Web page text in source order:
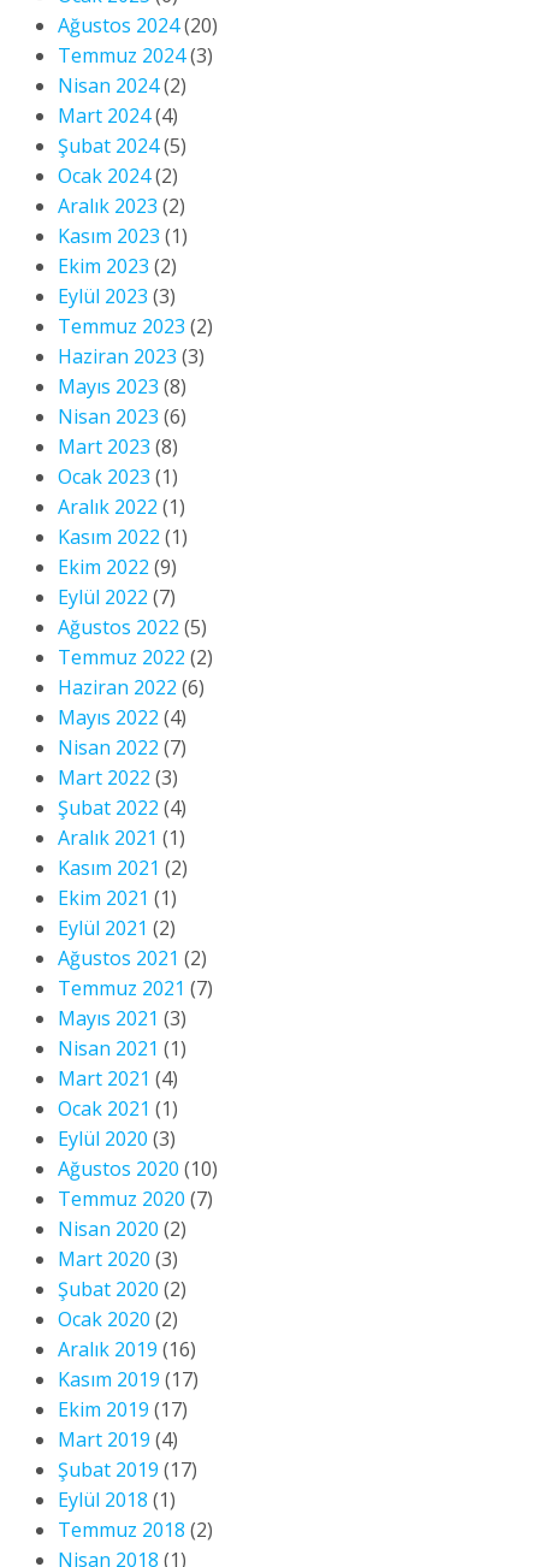
Ağustos 2024(20)
Temmuz 2024(3)
Nisan 2024(2)
Mart 2024(4)
Şubat 2024(5)
Ocak 2024(2)
Aralık 2023 (2)
Kasım 2023 (1)
Ekim 2023 (2)
Eylül 2023 (3)
Temmuz 2023 (2)
Haziran 2023 (3)
Mayıs 2023 (8)
Nisan 2023 (6)
Mart 2023 (8)
Ocak 2023 (1)
Aralık 2022 (1)
Kasım 2022 (1)
Ekim 2022 (9)
Eylül 2022 (7)
Ağustos 2022 (5)
Temmuz 2022 (2)
Haziran 2022 (6)
Mayıs 2022 (4)
Nisan 2022 (7)
Mart 2022 (3)
Şubat 2022 (4)
Aralık 2021 (1)
Kasım 2021 (2)
Ekim 2021 (1)
Eylül 2021 (2)
Ağustos 2021 (2)
Temmuz 2021 (7)
Mayıs 2021 (3)
Nisan 2021 (1)
Mart 2021 (4)
Ocak 2021 (1)
Eylül 2020 (3)
Ağustos 2020 (10)
Temmuz 2020 (7)
Nisan 2020 (2)
Mart 2020 (3)
Şubat 2020 (2)
Ocak 2020 (2)
Aralık 2019 (16)
Kasım 2019 (17)
Ekim 2019 (17)
Mart 2019 (4)
Şubat 2019 (17)
Eylül 2018 (1)
Temmuz 2018 (2)
Nisan 2018 (1)